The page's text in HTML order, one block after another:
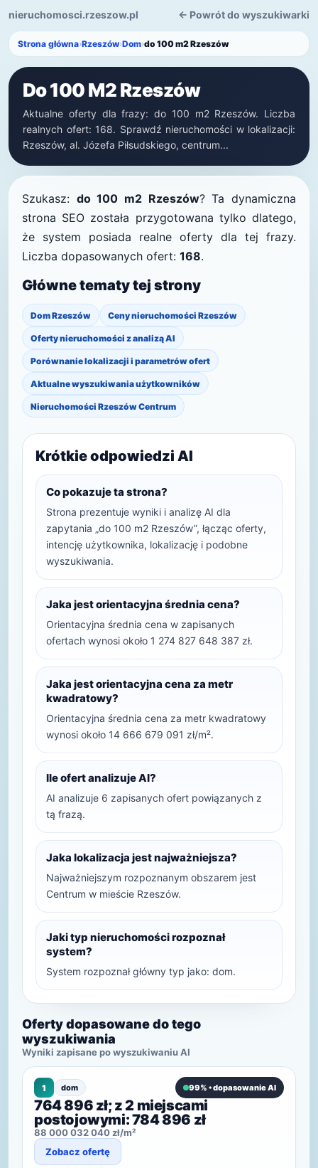
nieruchomosci.rzeszow.pl ← Powrót do wyszukiwarki
Strona główna›Rzeszów›Dom›do 100 m2 Rzeszów
Do 100 M2 Rzeszów
Aktualne oferty dla frazy: do 100 m2 Rzeszów. Liczba
realnych ofert: 168. Sprawdź nieruchomości w lokalizacji:
Rzeszów, al. Józefa Piłsudskiego, centrum...
Szukasz: do 100 m2 Rzeszów? Ta dynamiczna
strona SEO została przygotowana tylko dlatego,
że system posiada realne oferty dla tej frazy.
Liczba dopasowanych ofert: 168.
Główne tematy tej strony
Dom Rzeszów Ceny nieruchomości Rzeszów
Oferty nieruchomości z analizą AI
Porównanie lokalizacji i parametrów ofert
Aktualne wyszukiwania użytkowników
Nieruchomości Rzeszów Centrum
Krótkie odpowiedzi AI
Co pokazuje ta strona?
Strona prezentuje wyniki i analizę AI dla
zapytania „do 100 m2 Rzeszów”, łącząc oferty,
intencję użytkownika, lokalizację i podobne
wyszukiwania.
Jaka jest orientacyjna średnia cena?
Orientacyjna średnia cena w zapisanych
ofertach wynosi około 1 274 827 648 387 zł.
Jaka jest orientacyjna cena za metr
kwadratowy?
Orientacyjna średnia cena za metr kwadratowy
wynosi około 14 666 679 091 zł/m².
Ile ofert analizuje AI?
AI analizuje 6 zapisanych ofert powiązanych z
tą frazą.
Jaka lokalizacja jest najważniejsza?
Najważniejszym rozpoznanym obszarem jest
Centrum w mieście Rzeszów.
Jaki typ nieruchomości rozpoznał
system?
System rozpoznał główny typ jako: dom.
Oferty dopasowane do tego
wyszukiwania
Wyniki zapisane po wyszukiwaniu AI
1 dom 99% • dopasowanie AI
764 896 zł; z 2 miejscami
postojowymi: 784 896 zł
88 000 032 040 zł/m²
Zobacz ofertę